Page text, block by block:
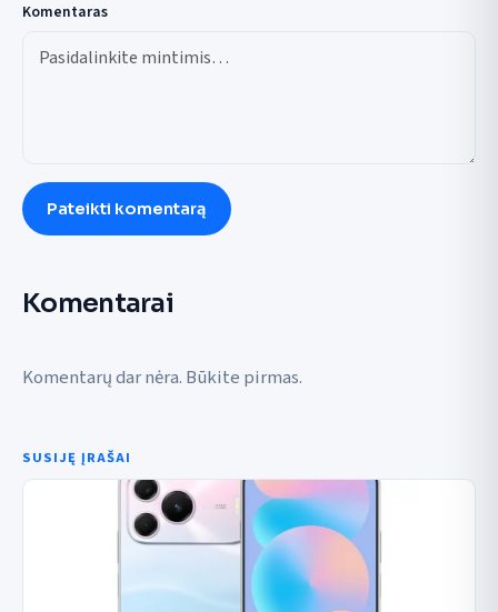
Komentaras
Pateikti komentarą
Komentarai
Komentarų dar nėra. Būkite pirmas.
SUSIJĘ ĮRAŠAI